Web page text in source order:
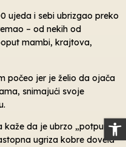
ujeda i sebi ubrizgao preko
– od nekih od
mambi, krajtova,
počeo jer je želio da ojača
snimajući svoje
kaže da je ubrzo „potpuno
ugriza kobre dovela